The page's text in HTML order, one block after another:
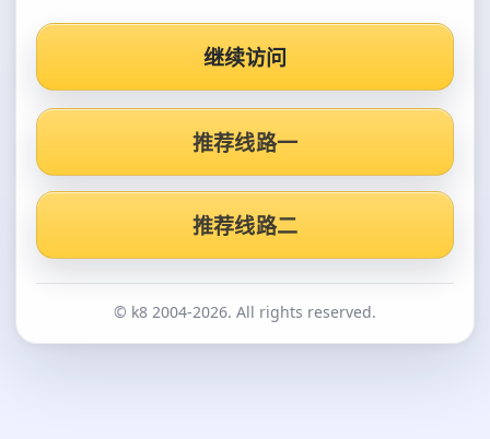
继续访问
推荐线路一
推荐线路二
© k8 2004-2026. All rights reserved.